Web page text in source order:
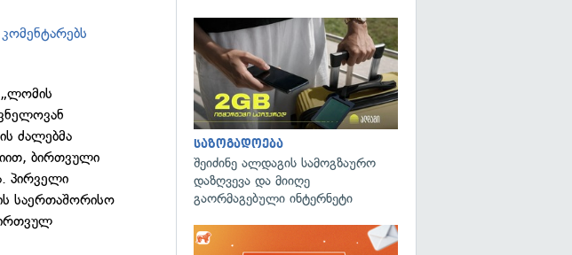
„ლომის
ძალებმა
ბირთვული
პირველი
საერთაშორისო
საზოგადოება
შეიძინე ალდაგის სამოგზაურო
დაზღვევა და მიიღე
გაორმაგებული ინტერნეტი